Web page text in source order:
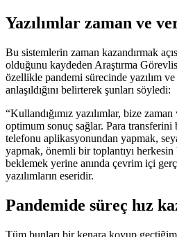
Yazılımlar zaman ve
Bu sistemlerin zaman kazandırmak
olduğunu kaydeden Araştırma
özellikle pandemi sürecinde yazılım
anlaşıldığını belirterek şunları söyledi:
“Kullandığımız yazılımlar, bize
optimum sonuç sağlar. Para
telefonu aplikasyonundan yapmak,
yapmak, önemli bir toplantıyı
beklemek yerine anında çevrim içi
yazılımların eseridir.
Pandemide süreç hız
Tüm bunları bir kenara koyup